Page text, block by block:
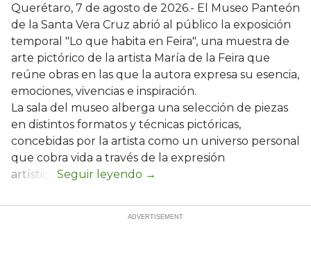
Querétaro, 7 de agosto de 2026.- El Museo Panteón
de la Santa Vera Cruz abrió al público la exposición
temporal "Lo que habita en Feira", una muestra de
arte pictórico de la artista María de la Feira que
reúne obras en las que la autora expresa su esencia,
emociones, vivencias e inspiración.
La sala del museo alberga una selección de piezas
en distintos formatos y técnicas pictóricas,
concebidas por la artista como un universo personal
que cobra vida a través de la expresión
artística.